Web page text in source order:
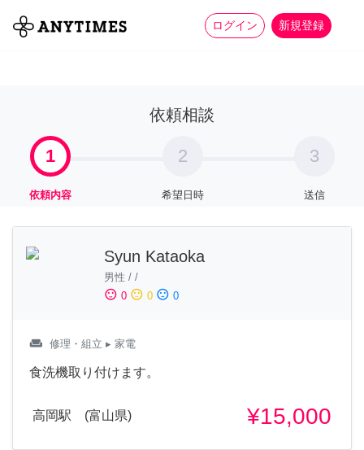
ログイン 新規登録
全て 家事 more_horiz
依頼相談
1
依頼内容
2
希望日時
3
送信
Syun Kataoka
男性 / /
sentiment_satisfied 0 sentiment_neutral 0 sentiment_dissatisfied 0
weekend 修理・組立 ▸ 家電
食洗機取り付けます。
高岡駅 (富山県) ¥15,000